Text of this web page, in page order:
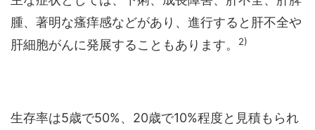
腫、著明な瘙痒感などがあり、進行すると肝不全や
肝細胞がんに発展することもあります。
2)
生存率は5歳で50%、20歳で10%程度と見積もられ